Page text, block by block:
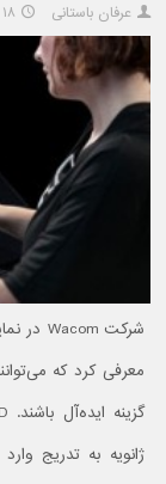
عرفان باستانی ۱۸ دی ۱۳۹۳ ساعت ۱۹:۴۰
معرفی کرد که
ژانویه به تدریج